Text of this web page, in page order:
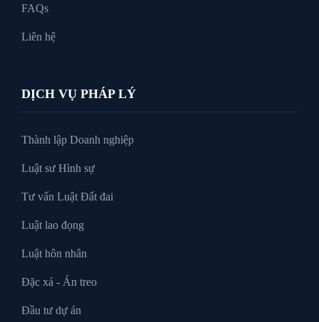
FAQs
Liên hệ
DỊCH VỤ PHÁP LÝ
Thành lập Doanh nghiệp
Luật sư Hình sự
Tư vấn Luật Đất đai
Luật lao đọng
Luật hôn nhân
Đặc xá - Án treo
Đầu tư dự án